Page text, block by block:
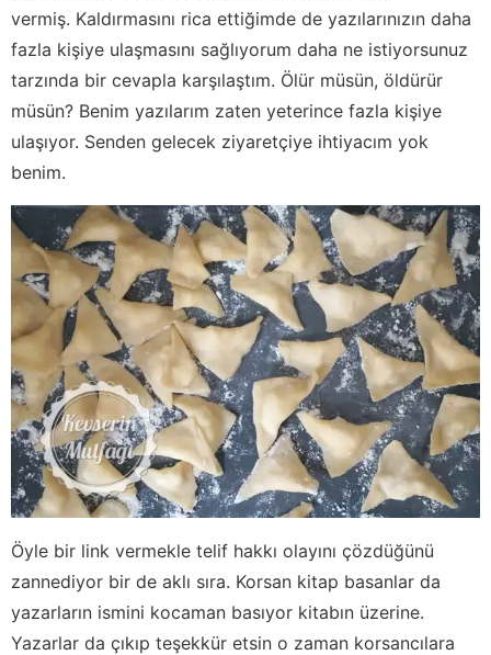
vermiş. Kaldırmasını rica ettiğimde de yazılarınızın daha
fazla kişiye ulaşmasını sağlıyorum daha ne istiyorsunuz
tarzında bir cevapla karşılaştım. Ölür müsün, öldürür
müsün? Benim yazılarım zaten yeterince fazla kişiye
ulaşıyor. Senden gelecek ziyaretçiye ihtiyacım yok
benim.
Öyle bir link vermekle telif hakkı olayını çözdüğünü
zannediyor bir de aklı sıra. Korsan kitap basanlar da
yazarların ismini kocaman basıyor kitabın üzerine.
Yazarlar da çıkıp teşekkür etsin o zaman korsancılara